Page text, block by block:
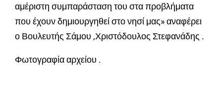
αμέριστη συμπαράσταση του στα προβλήματα
που έχουν δημιουργηθεί στο νησί μας» αναφέρει
ο Βουλευτής Σάμου ,Χριστόδουλος Στεφανάδης .
Φωτογραφία αρχείου .